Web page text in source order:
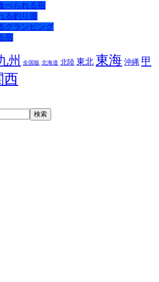
べられる宿
る釣り堀
グランピング
宿
州 全国版 北海道 北陸 東北 東海 沖縄 甲
西
検索